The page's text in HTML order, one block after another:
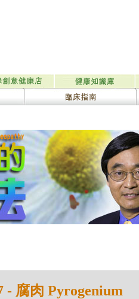
- 腐肉 Pyrogenium